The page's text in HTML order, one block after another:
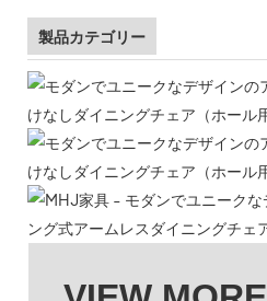
製品カテゴリー